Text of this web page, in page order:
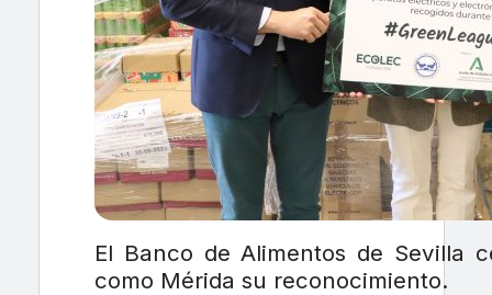
El Banco de Alimentos de Sevilla
como Mérida su reconocimiento.